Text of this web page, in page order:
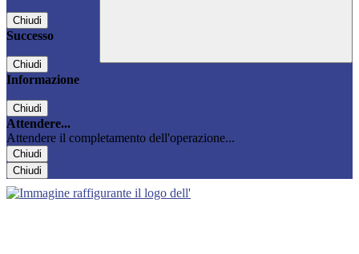
Chiudi
Successo
Chiudi
Informazione
Chiudi
Attendere...
Attendere il completamento dell'operazione...
Chiudi
Chiudi